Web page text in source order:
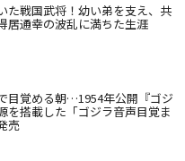
た戦国武将！幼い弟を支え、共
居通幸の波乱に満ちた生涯
目覚める朝…1954年公開『ゴジ
を搭載した「ゴジラ音声目覚ま
売